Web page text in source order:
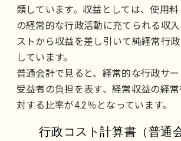
類しています。収益としては、使用
の経常的な行政活動に充てられる収
ストから収益を差し引いて純経常行
しています。
普通会計で見ると、経常的な行政サ
受益者の負担を表す、経常収益の経
対する比率が4.2％となっています。
行政コスト計算書（普通